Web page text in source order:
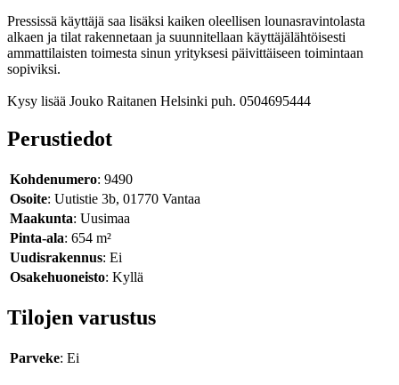
Pressissä käyttäjä saa lisäksi kaiken oleellisen lounasravintolasta
alkaen ja tilat rakennetaan ja suunnitellaan käyttäjälähtöisesti
ammattilaisten toimesta sinun yrityksesi päivittäiseen toimintaan
sopiviksi.
Kysy lisää Jouko Raitanen Helsinki puh. 0504695444
Perustiedot
Kohdenumero: 9490
Osoite: Uutistie 3b, 01770 Vantaa
Maakunta: Uusimaa
Pinta-ala: 654 m²
Uudisrakennus: Ei
Osakehuoneisto: Kyllä
Tilojen varustus
Parveke: Ei